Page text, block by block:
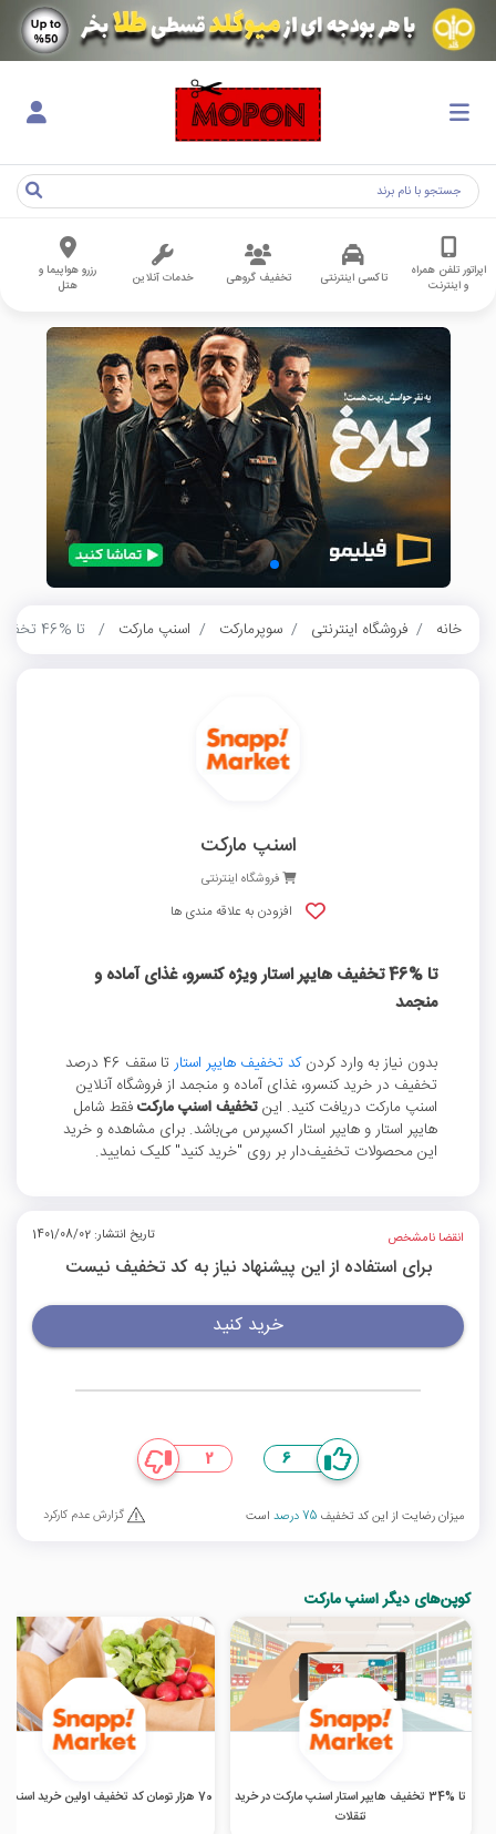
اپراتور تلفن همراه
و اینترنت
تاکسی اینترنتی تخفیف گروهی خدمات آنلاین
رزرو هواپیما و
هتل
خانه فروشگاه اینترنتی سوپرمارکت اسنپ مارکت تا %46 تخفیف هایپر استار ویژه کنسرو، غذای آماده و منجمد
اسنپ مارکت
فروشگاه اینترنتی
افزودن به علاقه مندی ها
تا %46 تخفیف هایپر استار ویژه کنسرو، غذای آماده و
منجمد
بدون نیاز به وارد کردنکد تخفیف هایپر استار
تا سقف 46 درصد
تخفیف در خرید کنسرو، غذای آماده و منجمد از فروشگاه آنلاین
اسنپ مارکت دریافت کنید. اینتخفیف اسنپ مارکتفقط شامل
هایپر استار و هایپر استار اکسپرس می‌باشد. برای مشاهده و خرید
این محصولات تخفیف‌دار بر روی "خرید کنید" کلیک نمایید.
انقضا نامشخص تاریخ انتشار: 1401/08/02
برای استفاده از این پیشنهاد نیاز به کد تخفیف نیست
خرید کنید
6
2
میزان رضایت از این کد تخفیف 75 درصد است گزارش عدم کارکرد
کوپن‌های دیگر اسنپ مارکت
تا %34 تخفیف هایپر استار اسنپ مارکت در خرید
تنقلات
70 هزار تومان کد تخفیف اولین خرید اسنپ مارکت